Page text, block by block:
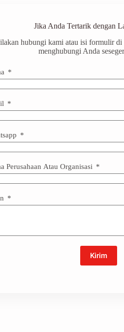
Jika Anda Tertarik dengan
hubungi kami atau isi formulir
menghubungi Anda
Perusahaan Atau Organisasi
Kirim